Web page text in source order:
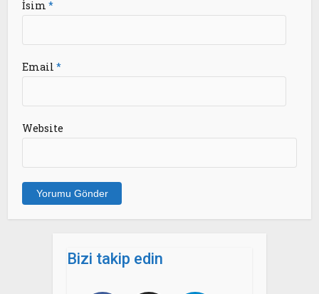
İsim*
Email*
Website
Bizi takip edin